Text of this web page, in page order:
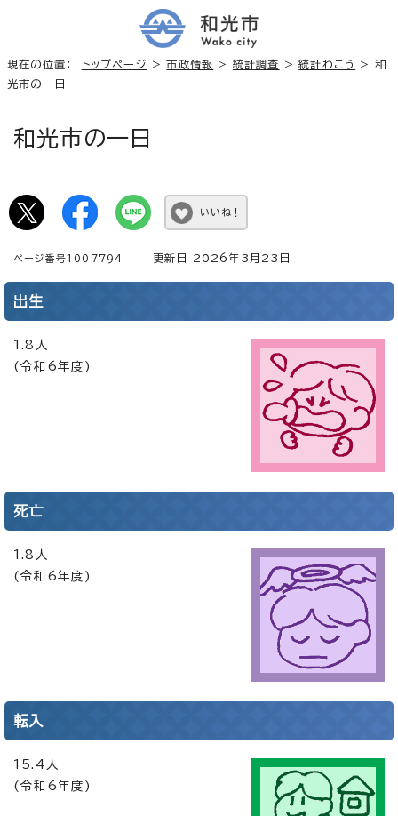
現在の位置： トップページ >市政情報 > 統計調査 >統計わこう
> 和
光市の一日
和光市の一日
いいね！
ページ番号1007794 更新日 2026年3月23日
出生
1.8人
(令和6年度)
死亡
1.8人
(令和6年度)
転入
15.4人
(令和6年度)